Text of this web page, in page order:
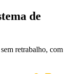
de
retrabalho, com